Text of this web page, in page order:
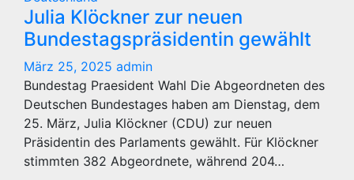
Julia Klöckner zur neuen
Bundestagspräsidentin gewählt
März 25, 2025 admin
Bundestag Praesident Wahl Die Abgeordneten des
Deutschen Bundestages haben am Dienstag, dem
25. März, Julia Klöckner (CDU) zur neuen
Präsidentin des Parlaments gewählt. Für Klöckner
stimmten 382 Abgeordnete, während 204…